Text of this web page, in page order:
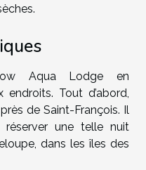
Aqua Lodge en
Tout d’abord,
de Saint-François. Il
une telle nuit
dans les îles des